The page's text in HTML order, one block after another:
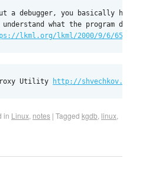
a debugger, you basically have
what the program
lkml.org/lkml/2000/9/6/65
Utility http://
in Linux notes | Tagged kgdb linux